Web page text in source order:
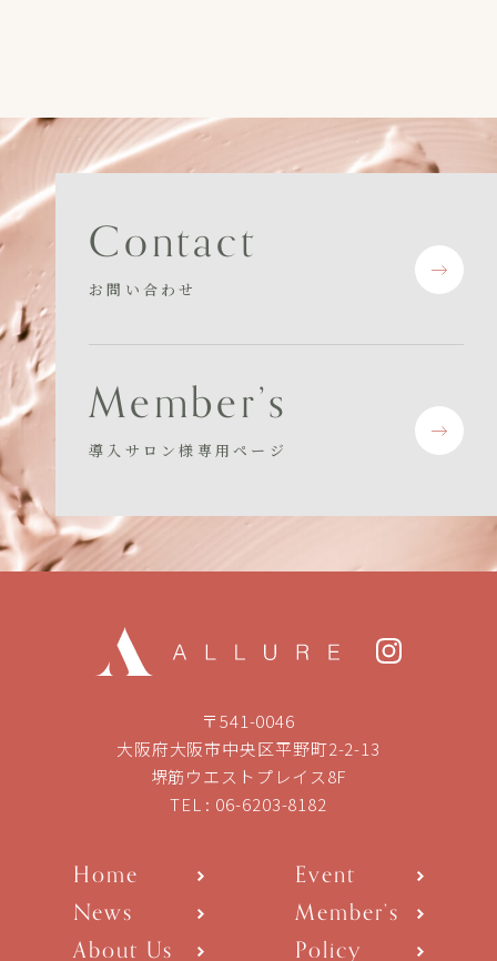
Contact
お問い合わせ
Member’s
導入サロン様専用ページ
〒541-0046
大阪府大阪市中央区平野町2-2-13
堺筋ウエストプレイス8F
TEL : 06-6203-8182
Home
Event
News
Member’s
About Us
Policy